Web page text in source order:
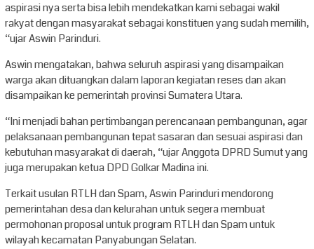
aspirasi nya serta bisa lebih mendekatkan kami sebagai wakil
rakyat dengan masyarakat sebagai konstituen yang sudah memilih,
“ujar Aswin Parinduri.
Aswin mengatakan, bahwa seluruh aspirasi yang disampaikan
warga akan dituangkan dalam laporan kegiatan reses dan akan
disampaikan ke pemerintah provinsi Sumatera Utara.
“Ini menjadi bahan pertimbangan perencanaan pembangunan, agar
pelaksanaan pembangunan tepat sasaran dan sesuai aspirasi dan
kebutuhan masyarakat di daerah, “ujar Anggota DPRD Sumut yang
juga merupakan ketua DPD Golkar Madina ini.
Terkait usulan RTLH dan Spam, Aswin Parinduri mendorong
pemerintahan desa dan kelurahan untuk segera membuat
permohonan proposal untuk program RTLH dan Spam untuk
wilayah kecamatan Panyabungan Selatan.